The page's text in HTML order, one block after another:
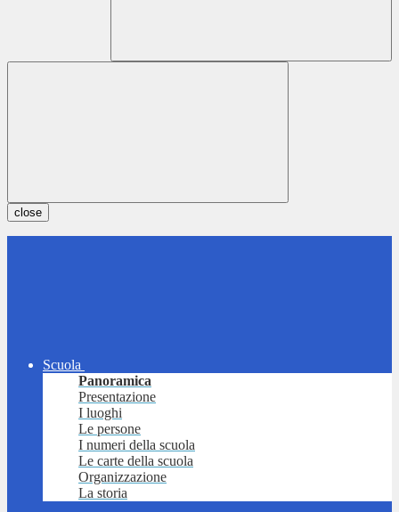
close
Scuola
Panoramica
Presentazione
I luoghi
Le persone
I numeri della scuola
Le carte della scuola
Organizzazione
La storia